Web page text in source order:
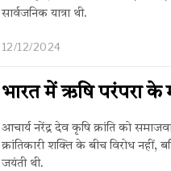
सार्वजनिक यात्रा थी.
12/12/2024
भारत में ऋषि परंपरा के
आचार्य नरेंद्र देव कृषि क्रांति को
क्रांतिकारी शक्ति के बीच विरोध
जयंती थी.